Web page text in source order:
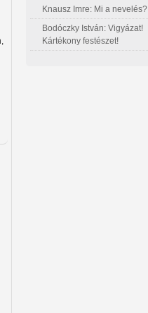
Knausz Imre: Mi a nevelés?
Bodóczky István: Vigyázat!
Kártékony festészet!